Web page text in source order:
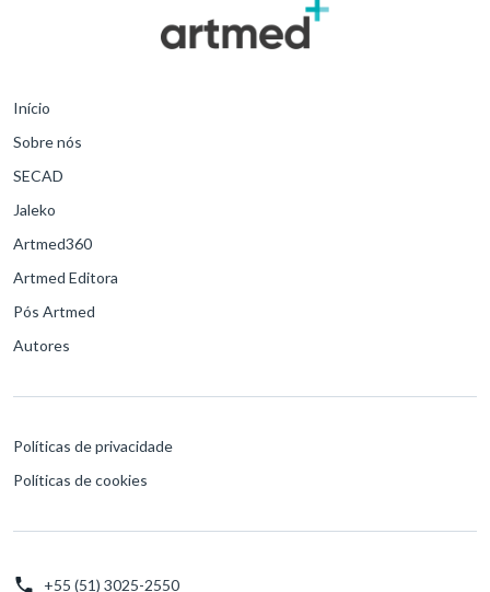
Início
Sobre nós
SECAD
Jaleko
Artmed360
Artmed Editora
Pós Artmed
Autores
Políticas de privacidade
Políticas de cookies
+55 (51) 3025-2550